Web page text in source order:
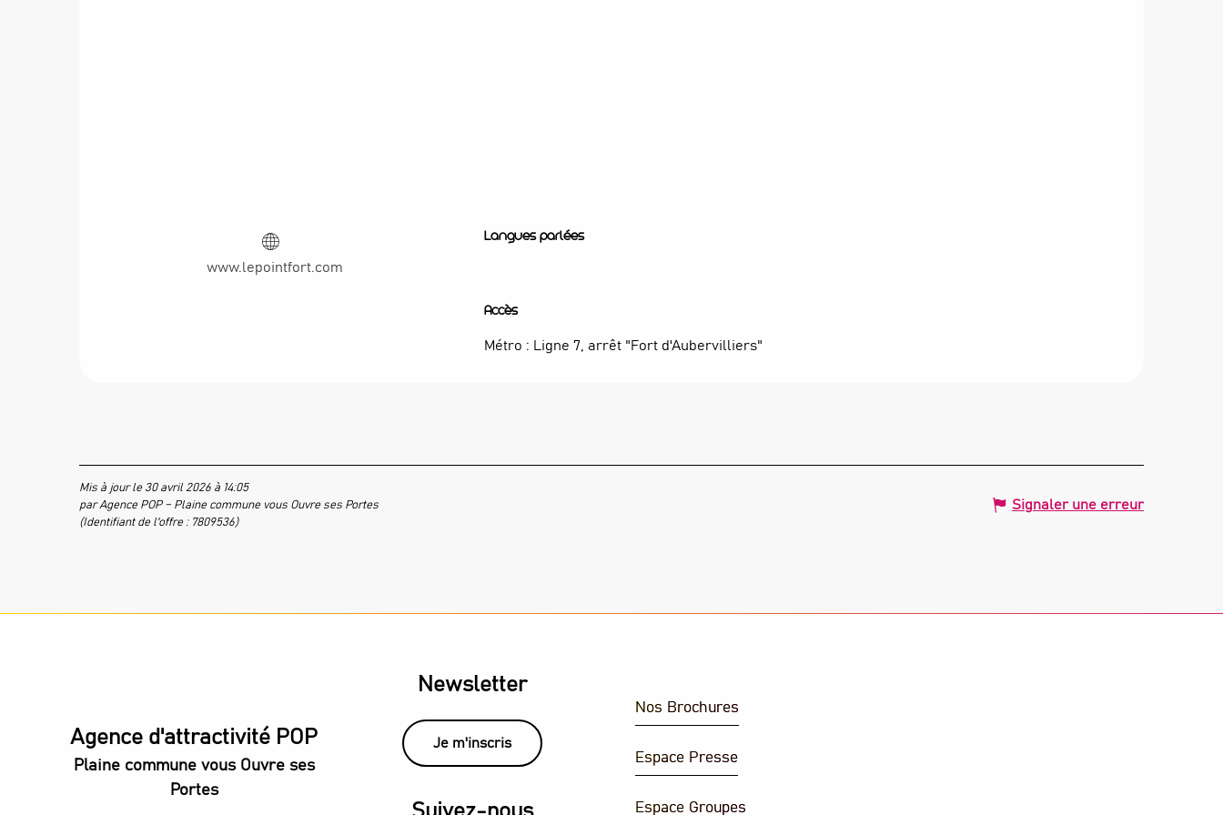
www.lepointfort.com
Langues parlées
Langues parlées
Accès
Accès
Métro : Ligne 7, arrêt "Fort d'Aubervilliers"
Mis à jour le 30 avril 2026 à 14:05
par Agence POP – Plaine commune vous Ouvre ses Portes
(Identifiant de l'offre : 7809536)
Signaler une erreur
Agence d'attractivité POP
Plaine commune vous Ouvre ses
Portes
Newsletter
Je m'inscris
Nos Brochures
Espace Presse
Espace Groupes